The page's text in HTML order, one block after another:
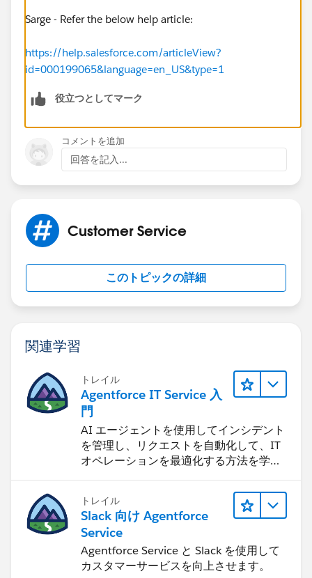
Sarge - Refer the below help article:
https://help.salesforce.com/articleView?
id=000199065&language=en_US&type=1
役立つとしてマーク
コメントを追加
回答を記入...
Customer Service
このトピックの詳細
関連学習
トレイル
Agentforce IT Service 入
門
AI エージェントを使用してインシデント
を管理し、リクエストを自動化して、IT
オペレーションを最適化する方法を学習
トレイル
Slack 向け Agentforce
Service
Agentforce Service と Slack を使用して
カスタマーサービスを向上させます。